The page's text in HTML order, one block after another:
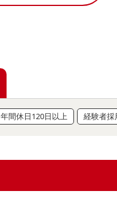
年間休日120日以上 経験者採